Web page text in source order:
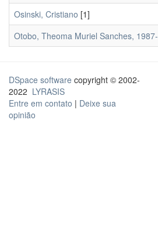
Osinski, Cristiano [1]
Otobo, Theoma Muriel Sanches, 1987-
DSpace software copyright © 2002-
2022 LYRASIS
Entre em contato | Deixe sua
opinião